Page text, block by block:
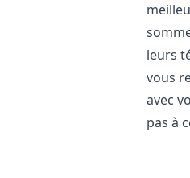
leurs
vous
avec
pas à